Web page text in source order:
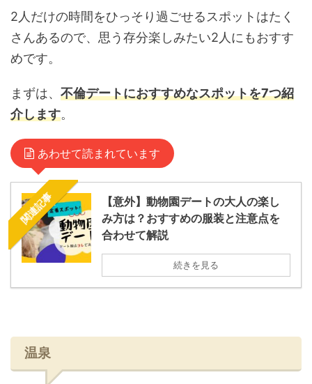
2人だけの時間をひっそり過ごせるスポットはたく
さんあるので、思う存分楽しみたい2人にもおすす
めです。
まずは、 不倫デートにおすすめなスポットを7つ紹
介します。
あわせて読まれています
関連記事
【意外】動物園デートの大人の楽し
み方は？おすすめの服装と注意点を
合わせて解説
続きを見る
温泉